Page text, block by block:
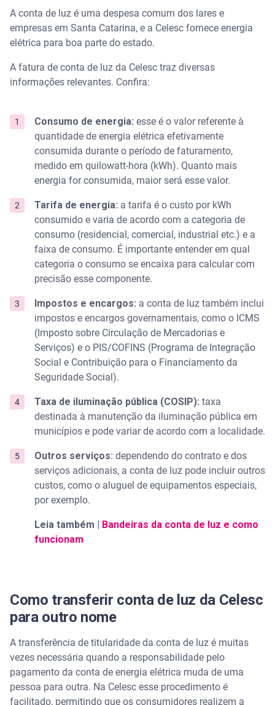
elétrica
A função Minhas Contas ajuda na organização dos
pagamentos mensais
A conta de luz é uma despesa comum dos lares e
empresas em Santa Catarina, e a Celesc fornece energia
elétrica para boa parte do estado.
A fatura de conta de luz da Celesc traz diversas
informações relevantes. Confira:
Consumo de energia: esse é o valor referente à
quantidade de energia elétrica efetivamente
consumida durante o período de faturamento,
medido em quilowatt-hora (kWh). Quanto mais
energia for consumida, maior será esse valor.
Tarifa de energia: a tarifa é o custo por kWh
consumido e varia de acordo com a categoria de
consumo (residencial, comercial, industrial etc.) e a
faixa de consumo. É importante entender em qual
categoria o consumo se encaixa para calcular com
precisão esse componente.
Impostos e encargos: a conta de luz também inclui
impostos e encargos governamentais, como o ICMS
(Imposto sobre Circulação de Mercadorias e
Serviços) e o PIS/COFINS (Programa de Integração
Social e Contribuição para o Financiamento da
Seguridade Social).
Taxa de iluminação pública (COSIP): taxa
destinada à manutenção da iluminação pública em
municípios e pode variar de acordo com a localidade.
Outros serviços: dependendo do contrato e dos
serviços adicionais, a conta de luz pode incluir outros
custos, como o aluguel de equipamentos especiais,
por exemplo.
Leia também |
Bandeiras da conta de luz e como
funcionam
Como transferir conta de luz da Celesc
para outro nome
A transferência de titularidade da conta de luz é muitas
vezes necessária quando a responsabilidade pelo
pagamento da conta de energia elétrica muda de uma
pessoa para outra. Na Celesc esse procedimento é
facilitado, permitindo que os consumidores realizem a